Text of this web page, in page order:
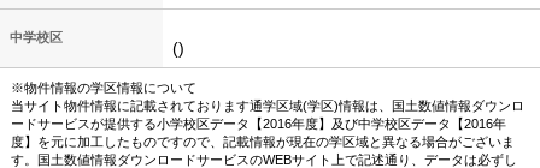
中学校区
()
※物件情報の学区情報について
当サイト物件情報に記載されております通学区域(学区)情報は、国土数値情報ダウンロ
ードサービスが提供する小学校区データ【2016年度】及び中学校区データ【2016年
度】を元に加工したものですので、記載情報が現在の学区域と異なる場合がございま
す。国土数値情報ダウンロードサービスのWEBサイト上で記述通り、データは必ずし